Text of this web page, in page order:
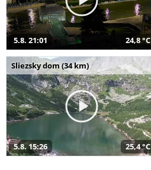
5.8. 21:01 24,8 °C
Sliezsky dom (34 km)
5.8. 15:26 25,4 °C